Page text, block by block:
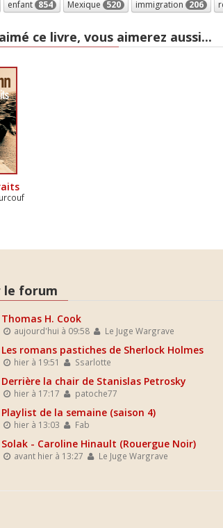
enfant 854 Mexique 520 immigration 206
ce livre, vous aimerez aussi...
le forum
Thomas H. Cook
aujourd'hui à 09:58 Le Juge Wargrave
Les romans pastiches de Sherlock Holmes
hier à 19:51 Ssarlotte
Derrière la chair de Stanislas Petrosky
hier à 17:17 patoche77
Playlist de la semaine (saison 4)
hier à 13:03 Fab
Solak - Caroline Hinault (Rouergue Noir)
avant hier à 13:27 Le Juge Wargrave